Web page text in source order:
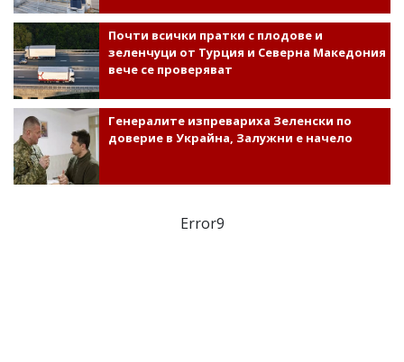
Почти всички пратки с плодове и
зеленчуци от Турция и Северна Македония
вече се проверяват
Генералите изпревариха Зеленски по
доверие в Украйна, Залужни е начело
Error9